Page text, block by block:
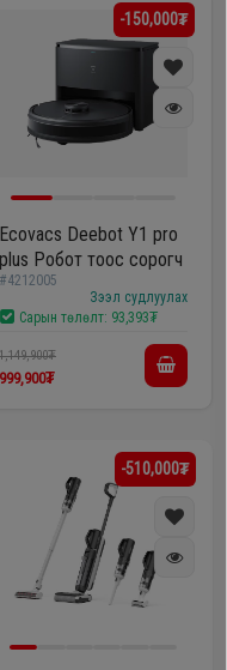
-150,000₮
Ecovacs Deebot Y1 pro
plus Робот тоос сорогч
#4212005
Зээл судлуулах
Сарын төлөлт: 93,393₮
1,149,900₮
999,900₮
-510,000₮